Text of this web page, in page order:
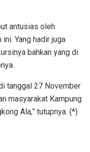
antusias oleh
Yang hadir juga
bahkan yang di
tanggal 27 November
masyarakat Kampung
Ala,” tutupnya. (*)